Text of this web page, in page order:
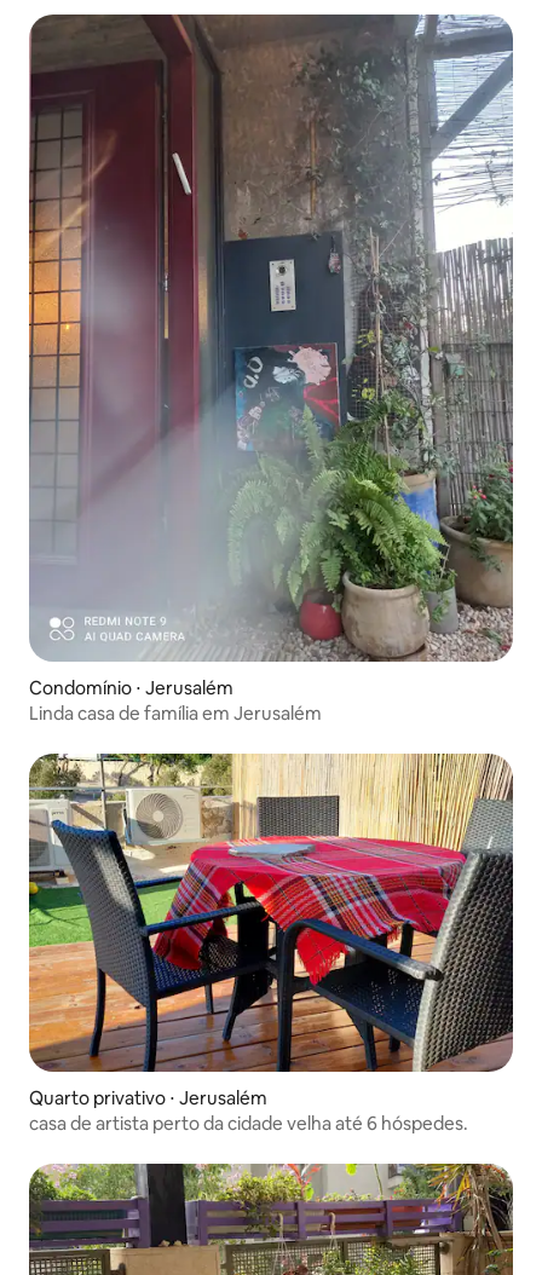
Condomínio ⋅ Jerusalém
Linda casa de família em Jerusalém
Quarto privativo ⋅ Jerusalém
casa de artista perto da cidade velha até 6 hóspedes.